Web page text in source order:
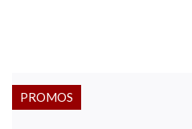
PROMOS